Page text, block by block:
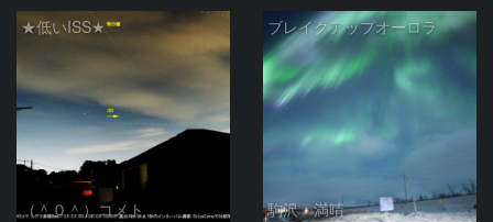
★低いISS★
（＾０＾）コメト
ブレイクアップオーロラ
駒沢 満晴